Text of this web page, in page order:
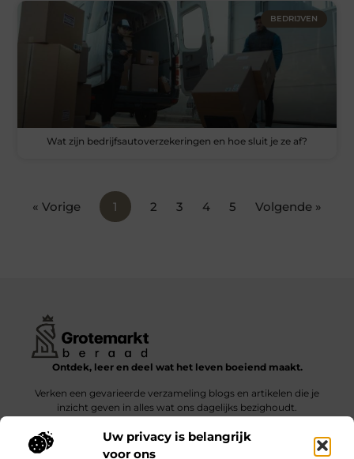
Uw privacy is belangrijk
voor ons
BEDRIJVEN
Wat zijn bedrijfsautoverzekeringen en hoe sluit je ze af?
« Vorige 1 2 3 4 5 Volgende »
Ontdek, leer en deel wat het leven boeiend maakt.
Verken een gevarieerde verzameling blogs en artikelen die je
inzicht geven in alles wat ons dagelijks bezighoudt.
Bericht categorie